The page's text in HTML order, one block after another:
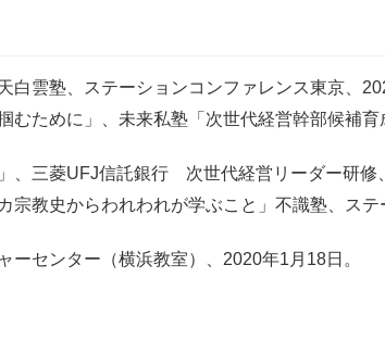
雲塾、ステーションコンファレンス東京、
ために」、未来私塾「次世代経営幹部候補
三菱UFJ信託銀行 次世代経営リーダー研修
教史からわれわれが学ぶこと」不識塾、ス
ーセンター（横浜教室）、2020年1月18日。